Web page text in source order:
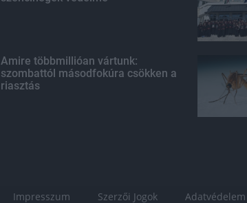
Amire többmillióan vártunk:
szombattól másodfokúra csökken a
riasztás
Impresszum Szerzői Jogok Adatvédelem